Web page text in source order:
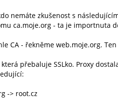
nemáte zkušenost s
ca.moje.org - ta je importnuta
CA - řekněme web.moje.org.
přebaluje SSLko. Proxy
-> root.cz